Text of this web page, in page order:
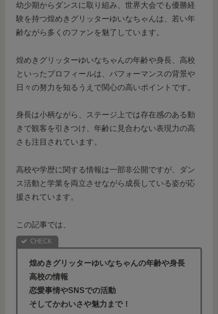
幼少期からダンスに取り組み、世界大会でも優勝経
験を持つ煌めきグリッターゆいなちゃんは、若い年
齢ながら多くのファンを魅了しています。
煌めきグリッターゆいなちゃんの年齢や身長、高校
といったプロフィールは、パフォーマンスの背景や
日々の努力を知るうえで関心の高いポイントです。
身長は小柄ながら、ステージ上では存在感のある動
きで観客を引きつけ、年齢に見合わない表現力の高
さも注目されています。
高校や学歴に関する情報は一部非公開ですが、ダン
ス活動と学業を両立させながら成長している姿が応
援されています。
この記事では、
煌めきグリッターゆいなちゃんの年齢や身長
高校の情報
恋愛事情やSNSでの活動
そしてかわいさや魅力まで！